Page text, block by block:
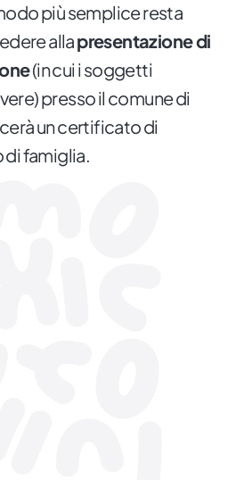
più semplice resta
allapresentazione di
(in cui i soggetti
presso il comune di
un certificato di
di famiglia.